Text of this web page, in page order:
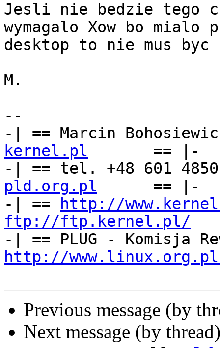
Jesli nie bedzie tego
wymagalo Xow bo
desktop to nie mus
M.
--
-| == Marcin
kernel.pl
== |-
-| == tel. +48 601
pld.org.pl
      == |-
-| ==
http://
ftp://ftp.kernel.pl/
http://
Previous message (by
Next message (by